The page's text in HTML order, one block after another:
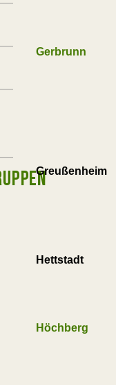
Gerbrunn
Greußenheim
Hettstadt
Höchberg